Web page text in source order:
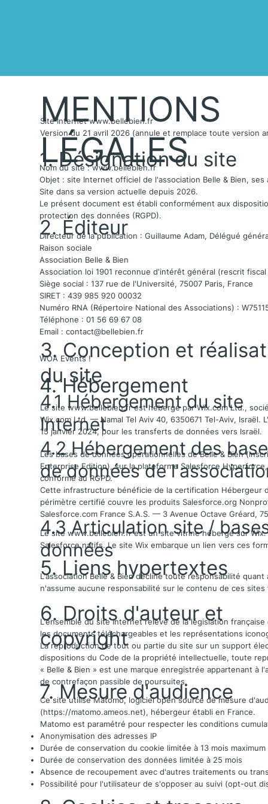
MENTIONS
LÉGALES
Site Internetwww.bellebien.fr
Version du 21 avril 2026 (annule et remplace toute version
1. Désignation du site
Nom du site :www.bellebien.fr
Objet : site Internet officiel de l'association Belle & Bien,
Site dans sa version actuelle depuis 2026.
Le présent document est établi conformément aux
protection des données (RGPD).
2. Éditeur
Directeur de la publication : Guillaume Adam, Délégué
Raison sociale
Association Belle & Bien
Association loi 1901 reconnue d'intérêt général (rescrit
Siège social : 137 rue de l'Université, 75007 Paris, France
SIRET : 439 985 920 00032
Numéro RNA (Répertoire National des Associations) :
Téléphone : 01 56 69 67 08
Email :contact@bellebien.fr
3. Conception et
du site
WOA Events !
4. Hébergement
4.1 Hébergement du site
Internet
Le site www.bellebien.frest hébergé par Wix.com Ltd.,
Wix.com Ltd. — Namal Tel Aviv 40, 6350671 Tel-Aviv,
15 janvier 2024, pour les transferts de données vers Israël.
4.2 Hébergement des
de données de
Les bases de données opérationnelles de Belle & Bien
Enterprise Edition), sur la plateforme Salesforce
conforme au RGPD.
Cette infrastructure bénéficie de la certification Hébergeur
périmètre certifié couvre les produits Salesforce.org
Salesforce.com France S.A.S. — 3 Avenue Octave Gréard,
4.3 Articulation site /
données
Le site www.bellebien.frest un site vitrine hébergé sur Wix.
Salesforce natifs. Le site Wix embarque un lien vers ces
5. Liens hypertextes
L'association Belle & Bien décline toute responsabilité
n'assume aucune responsabilité sur le contenu de ces sites
6. Droits d'auteur et
copyright
L'ensemble du site Internet relève de la législation
les documents téléchargeables et les représentations
La reproduction de tout ou partie du site sur un support
dispositions du Code de la propriété intellectuelle, toute
« Belle & Bien » est une marque enregistrée appartenant à
de contrefaçon passible de poursuites.
7. Mesure d'audience
Ce site utilise Matomo, logiciel open source de mesure
(https://matomo.ameos.net), hébergeur établi en France.
Matomo est paramétré pour respecter les conditions
Anonymisation des adresses IP
Durée de conservation du cookie limitée à 13 mois maximum
Durée de conservation des données limitée à 25 mois
Absence de recoupement avec d'autres traitements ou
Possibilité pour l'utilisateur de s'opposer au suivi (opt-out